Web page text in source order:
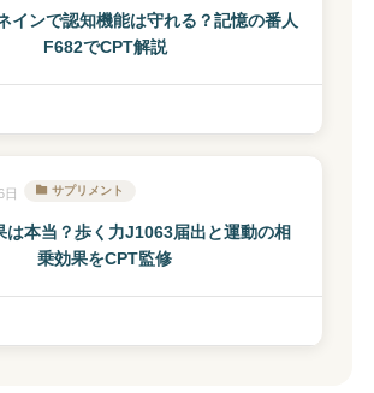
インで認知機能は守れる？記憶の番人
F682でCPT解説
日 サプリメント
は本当？歩く力J1063届出と運動の相
乗効果をCPT監修